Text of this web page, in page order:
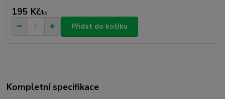
195 Kč/ks
Přidat do košíku
Kompletní specifikace